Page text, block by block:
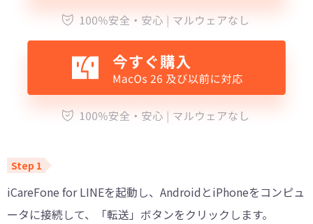
iCareFone for LINEを起動し、AndroidとiPhoneをコンピュ
ータに接続して、「転送」ボタンをクリックします。